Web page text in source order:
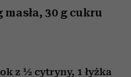
30 g cukru
z ½ cytryny, 1 łyżka